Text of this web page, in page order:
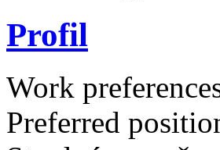
Profil
Work
Preferred